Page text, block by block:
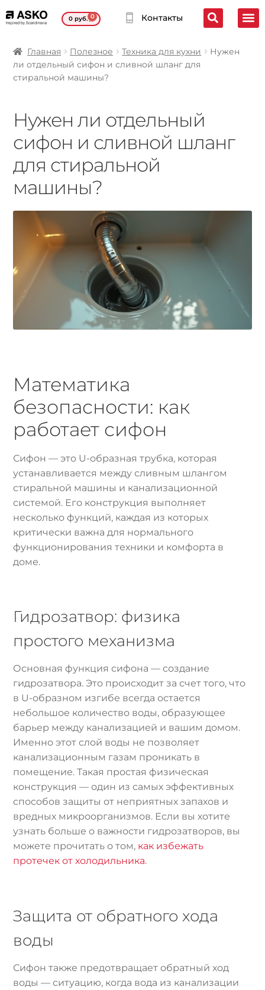
0руб. 0 Контакты
Главная Полезное Техника для кухни
Нужен
ли отдельный сифон и сливной шланг для
стиральной машины?
Нужен ли отдельный
сифон и сливной шланг
для стиральной
машины?
Математика
безопасности: как
работает сифон
Сифон — это U-образная трубка, которая
устанавливается между сливным шлангом
стиральной машины и канализационной
системой. Его конструкция выполняет
несколько функций, каждая из которых
критически важна для нормального
функционирования техники и комфорта в
доме.
Гидрозатвор: физика
простого механизма
Основная функция сифона — создание
гидрозатвора. Это происходит за счет того, что
в U-образном изгибе всегда остается
небольшое количество воды, образующее
барьер между канализацией и вашим домом.
Именно этот слой воды не позволяет
канализационным газам проникать в
помещение. Такая простая физическая
конструкция — один из самых эффективных
способов защиты от неприятных запахов и
вредных микроорганизмов. Если вы хотите
узнать больше о важности гидрозатворов, вы
можете прочитать о том, как избежать
протечек от холодильника.
Защита от обратного хода
воды
Сифон также предотвращает обратный ход
воды — ситуацию, когда вода из канализации